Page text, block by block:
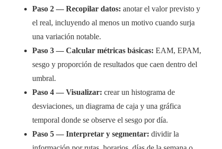
Paso 2 — Recopilar datos: anotar el valor previsto y
el real, incluyendo al menos un motivo cuando surja
una variación notable.
Paso 3 — Calcular métricas básicas: EAM, EPAM,
sesgo y proporción de resultados que caen dentro del
umbral.
Paso 4 — Visualizar: crear un histograma de
desviaciones, un diagrama de caja y una gráfica
temporal donde se observe el sesgo por día.
Paso 5 — Interpretar y segmentar: dividir la